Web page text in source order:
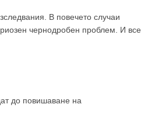
В повечето случаи
чернодробен проблем. И все
до повишаване на